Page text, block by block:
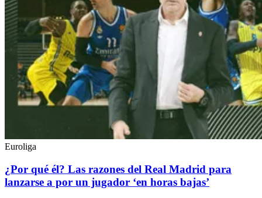
Euroliga
¿Por qué él? Las razones del Real Madrid para
lanzarse a por un jugador ‘en horas bajas’